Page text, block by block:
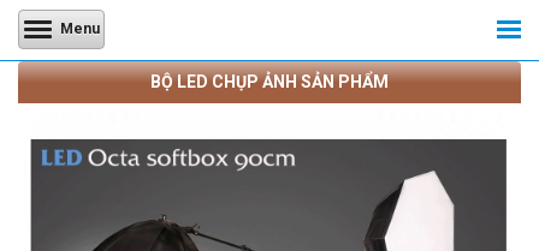
Menu
BỘ LED CHỤP ẢNH SẢN PHẨM